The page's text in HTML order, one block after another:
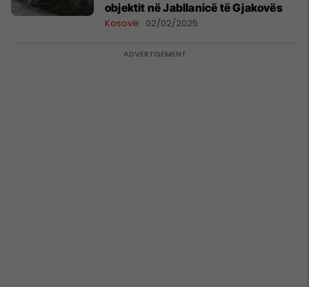
objektit në Jabllanicë të Gjakovës
Kosovë 02/02/2025